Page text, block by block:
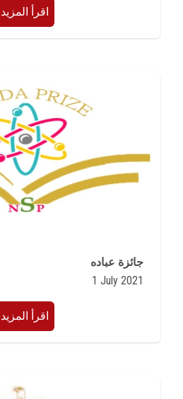
اقرأ المزيد
جائزة عباده
1 July 2021
اقرأ المزيد